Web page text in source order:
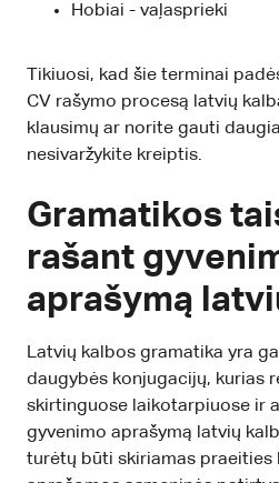
Hobiai - vaļasprieki
Tikiuosi, kad šie terminai
CV rašymo procesą latvių
klausimų ar norite gauti
nesivaržykite kreiptis.
Gramatikos
rašant
aprašymą
Latvių kalbos gramatika yra
daugybės konjugacijų, kurias
skirtinguose laikotarpiuose ir
gyvenimo aprašymą latvių
turėtų būti skiriamas praeities